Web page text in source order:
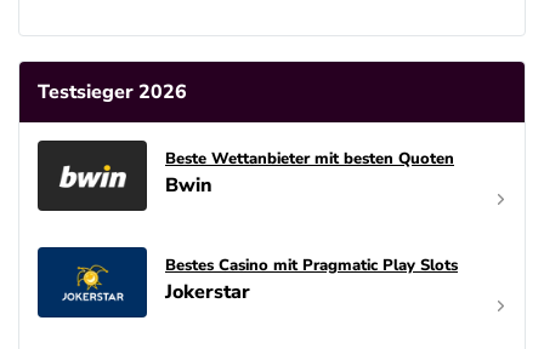
Testsieger 2026
Beste Wettanbieter mit besten Quoten
Bwin
Bestes Casino mit Pragmatic Play Slots
Jokerstar